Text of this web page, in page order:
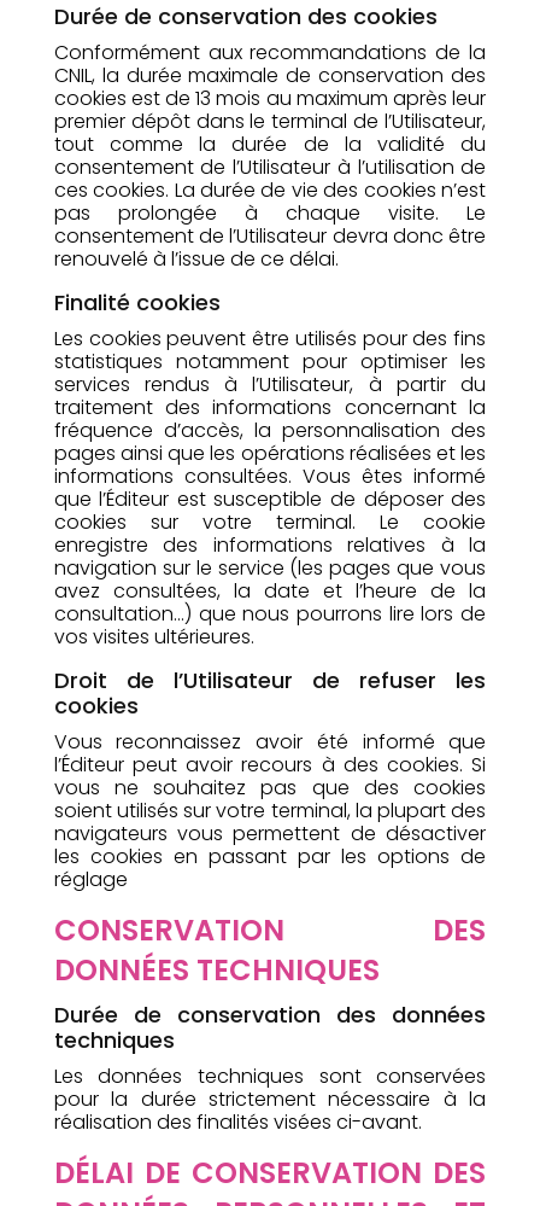
Durée de conservation des cookies
Conformément aux recommandations de la
CNIL, la durée maximale de conservation des
cookies est de 13 mois au maximum après leur
premier dépôt dans le terminal de l’Utilisateur,
tout comme la durée de la validité du
consentement de l’Utilisateur à l’utilisation de
ces cookies. La durée de vie des cookies n’est
pas prolongée à chaque visite. Le
consentement de l’Utilisateur devra donc être
renouvelé à l’issue de ce délai.
Finalité cookies
Les cookies peuvent être utilisés pour des fins
statistiques notamment pour optimiser les
services rendus à l’Utilisateur, à partir du
traitement des informations concernant la
fréquence d’accès, la personnalisation des
pages ainsi que les opérations réalisées et les
informations consultées. Vous êtes informé
que l’Éditeur est susceptible de déposer des
cookies sur votre terminal. Le cookie
enregistre des informations relatives à la
navigation sur le service (les pages que vous
avez consultées, la date et l’heure de la
consultation…) que nous pourrons lire lors de
vos visites ultérieures.
Droit de l’Utilisateur de refuser les
cookies
Vous reconnaissez avoir été informé que
l’Éditeur peut avoir recours à des cookies. Si
vous ne souhaitez pas que des cookies
soient utilisés sur votre terminal, la plupart des
navigateurs vous permettent de désactiver
les cookies en passant par les options de
réglage
CONSERVATION DES
DONNÉES TECHNIQUES
Durée de conservation des données
techniques
Les données techniques sont conservées
pour la durée strictement nécessaire à la
réalisation des finalités visées ci-avant.
DÉLAI DE CONSERVATION DES